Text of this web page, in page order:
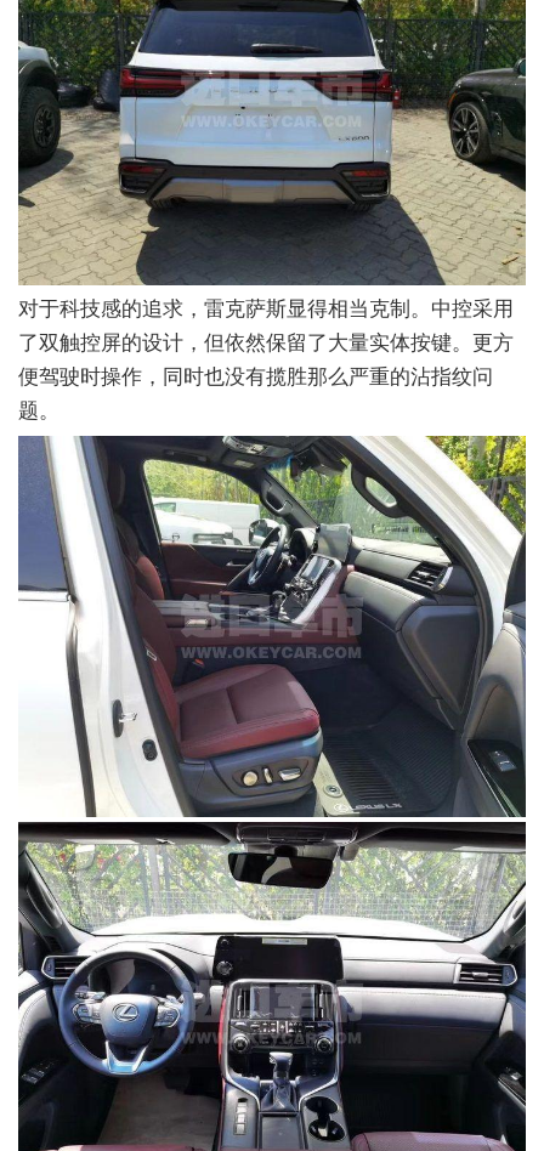
对于科技感的追求，雷克萨斯显得相当克制。中控采用
了双触控屏的设计，但依然保留了大量实体按键。更方
便驾驶时操作，同时也没有揽胜那么严重的沾指纹问
题。